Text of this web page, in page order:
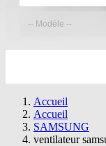
Accueil
Accueil
SAMSUNG
ventilateur